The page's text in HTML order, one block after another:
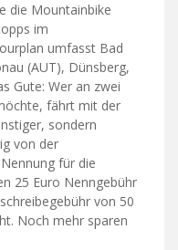
die Mountainbike
im
umfasst Bad
(AUT), Dünsberg,
Gute: Wer an zwei
fährt mit der
sondern
von der
für die
25 Euro Nenngebühr
von 50
Noch mehr sparen